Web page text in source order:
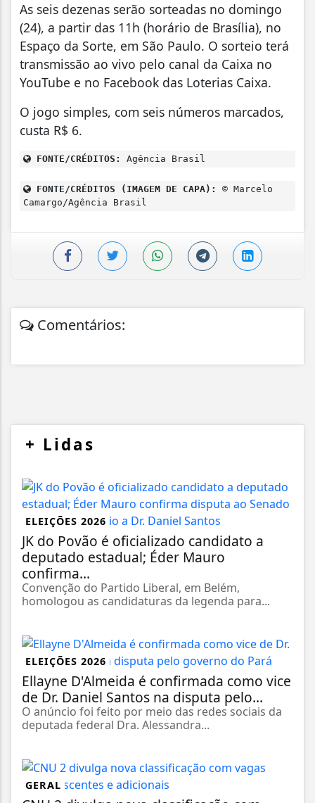
As seis dezenas serão sorteadas no domingo
(24), a partir das 11h (horário de Brasília), no
Espaço da Sorte, em São Paulo. O sorteio terá
transmissão ao vivo pelo canal da Caixa no
YouTube e no Facebook das Loterias Caixa.
O jogo simples, com seis números marcados,
custa R$ 6.
FONTE/CRÉDITOS: Agência Brasil
FONTE/CRÉDITOS (IMAGEM DE CAPA):
© Marcelo
Camargo/Agência Brasil
Comentários:
+ Lidas
ELEIÇÕES 2026
JK do Povão é oficializado candidato a
deputado estadual; Éder Mauro
confirma...
Convenção do Partido Liberal, em Belém,
homologou as candidaturas da legenda para...
ELEIÇÕES 2026
Ellayne D'Almeida é confirmada como vice
de Dr. Daniel Santos na disputa pelo...
O anúncio foi feito por meio das redes sociais da
deputada federal Dra. Alessandra...
GERAL